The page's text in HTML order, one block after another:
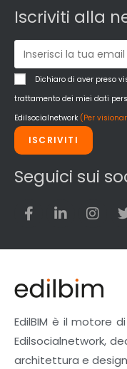
Pannelli
Pareti
Pareti Interne
reti
Reti di
Sicurezza e
Siderurgia
Strumenti di
Strutture
Superfici
Teli
Veicoli
Pavimenti e
Pavimenti
Sistemi
Supporti per
Tetti verdi
Iscriviti alla
Dichiaro di aver preso
trattamento dei miei dati
Edilsocialnetwork (Per
ISCRIVITI
Seguici sui
EdilBIM è il motore
Edilsocialnetwork,
architettura e